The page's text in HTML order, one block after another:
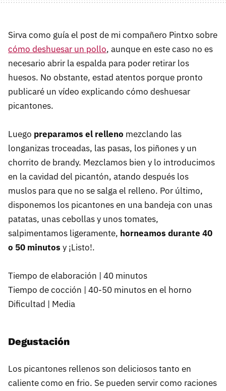
Sirva como guía el post de mi compañero Pintxo sobre
cómo deshuesar un pollo, aunque en este caso no es
necesario abrir la espalda para poder retirar los
huesos. No obstante, estad atentos porque pronto
publicaré un vídeo explicando cómo deshuesar
picantones.
Luego preparamos el relleno mezclando las
longanizas troceadas, las pasas, los piñones y un
chorrito de brandy. Mezclamos bien y lo introducimos
en la cavidad del picantón, atando después los
muslos para que no se salga el relleno. Por último,
disponemos los picantones en una bandeja con unas
patatas, unas cebollas y unos tomates,
salpimentamos ligeramente, horneamos durante 40
o 50 minutos y ¡Listo!.
Tiempo de elaboración | 40 minutos
Tiempo de cocción | 40-50 minutos en el horno
Dificultad | Media
Degustación
Los picantones rellenos son deliciosos tanto en
caliente como en frio. Se pueden servir como raciones